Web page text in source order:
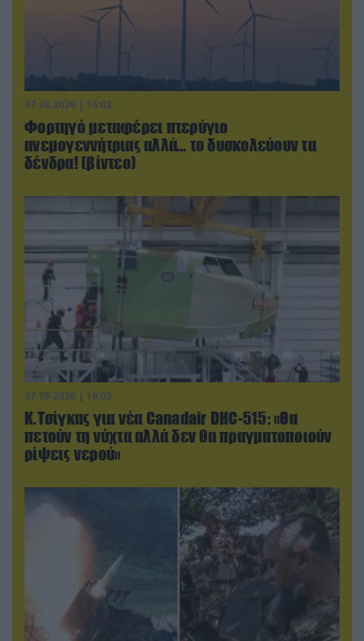
07.08.2026 | 16:02
Φορτηγό μεταφέρει πτερύγιο
ανεμογεννήτριας αλλά… το δυσκολεύουν τα
δένδρα! (βίντεο)
07.08.2026 | 16:02
Κ.Τσίγκας για νέα Canadair DHC-515: «Θα
πετούν τη νύχτα αλλά δεν θα πραγματοποιούν
ρίψεις νερού»